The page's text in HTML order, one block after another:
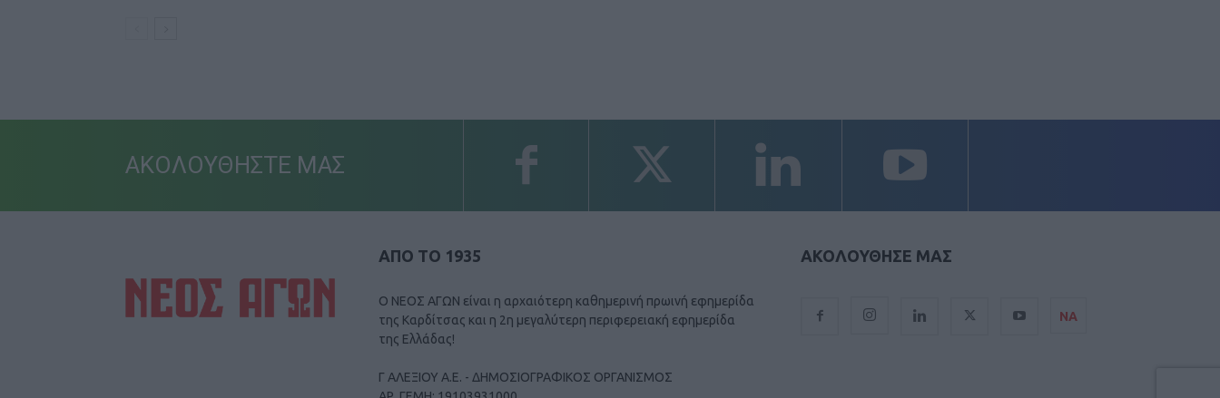
ΑΚΟΛΟΥΘΗΣΤΕ ΜΑΣ
ΑΠΟ ΤΟ 1935
Ο ΝΕΟΣ ΑΓΩΝ είναι η αρχαιότερη καθημερινή πρωινή εφημερίδα
της Καρδίτσας και η 2η μεγαλύτερη περιφερειακή εφημερίδα
της Ελλάδας!
Γ ΑΛΕΞΙΟΥ Α.Ε. - ΔΗΜΟΣΙΟΓΡΑΦΙΚΟΣ ΟΡΓΑΝΙΣΜΟΣ
ΑΚΟΛΟΥΘΗΣΕ ΜΑΣ
ΝΑ